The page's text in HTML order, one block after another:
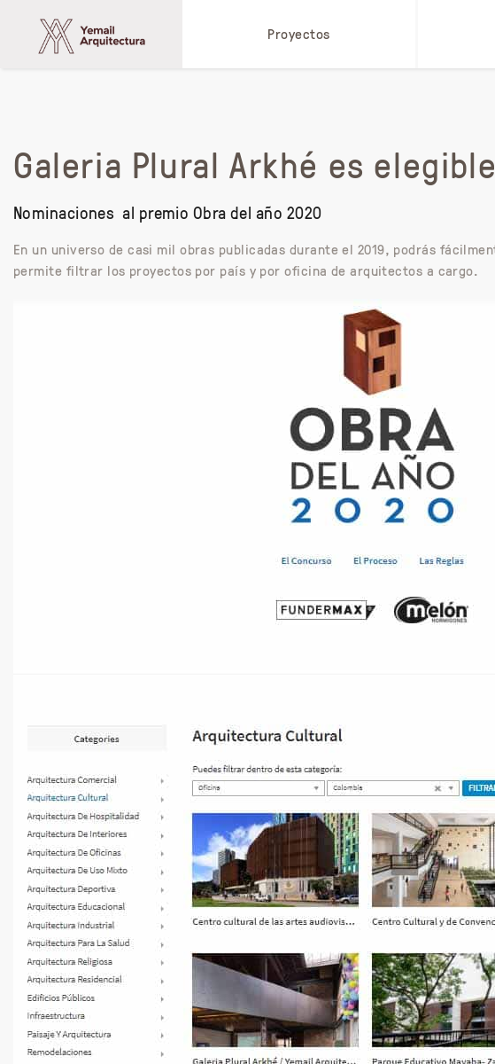
Proyectos
Galeria Plural Arkhé es
Nominaciones al premio Obra del año 2020
En un universo de casi mil obras publicadas durante el 2019, podrás
permite filtrar los proyectos por país y por oficina de arquitectos a cargo.